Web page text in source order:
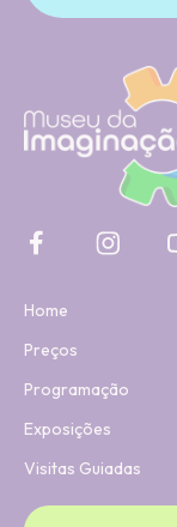
Home
Preços
Programação
Exposições
Visitas Guiadas